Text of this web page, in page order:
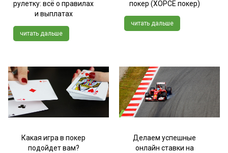
рулетку: всё о правилах
и выплатах
читать дальше
покер (ХОРСЕ покер)
читать дальше
Какая игра в покер
подойдет вам?
Делаем успешные
онлайн ставки на